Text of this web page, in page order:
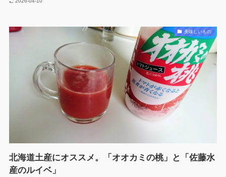
美味しいもの
北海道土産にオススメ。「オオカミの桃」と「佐藤水
産のルイベ」